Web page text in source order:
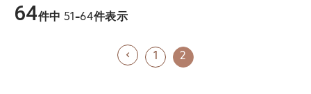
64件中 51 -64件表示
1 2